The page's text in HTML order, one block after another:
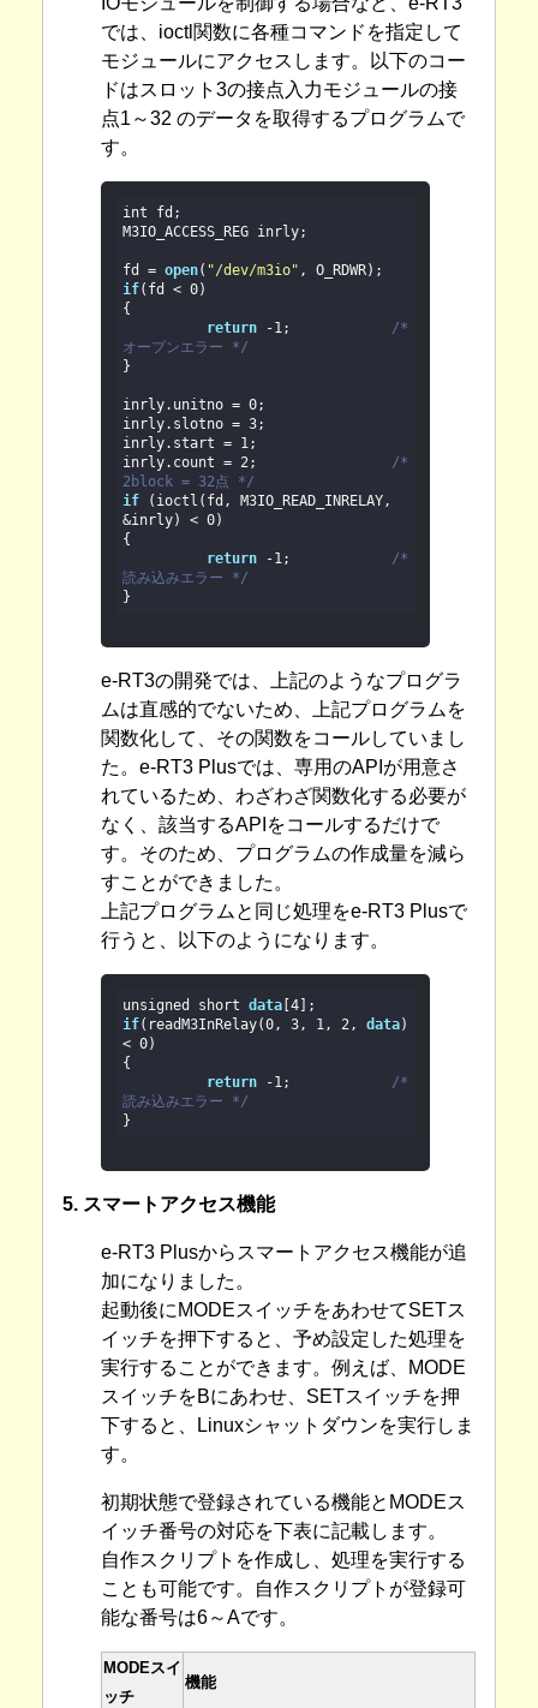
では、ioctl関数に各種コマンドを指定して
モジュールにアクセスします。以下のコー
ドはスロット3の接点入力モジュールの接
点1～32 のデータを取得するプログラムで
す。
int fd;
M3IO_ACCESS_REG inrly;
fd = open( "/dev/m3io"
if(fd < 0)
{
return -1
/*
オープンエラー */
}
inrly.unitno = 0;
inrly.slotno = 3;
inrly.start = 1;
inrly.count = 2
/*
2block = 32点 */
if (ioctl(fd, M3IO_READ_INRELAY,
&inrly) < 0)
{
return -1
/*
読み込みエラー */
}
e-RT3の開発では、上記のようなプログラ
ムは直感的でないため、上記プログラムを
関数化して、その関数をコールしていまし
た。e-RT3 Plusでは、専用のAPIが用意さ
れているため、わざわざ関数化する必要が
なく、該当するAPIをコールするだけで
す。そのため、プログラムの作成量を減ら
すことができました。
上記プログラムと同じ処理をe-RT3 Plusで
行うと、以下のようになります。
unsigned short data[ 4
if(readM3InRelay(0, 3, 1, 2, data)
< 0)
{
return -1
/*
読み込みエラー */
}
5. スマートアクセス機能
e-RT3 Plusからスマートアクセス機能が追
加になりました。
起動後にMODEスイッチをあわせてSETス
イッチを押下すると、予め設定した処理を
実行することができます。例えば、MODE
スイッチをBにあわせ、SETスイッチを押
下すると、Linuxシャットダウンを実行しま
す。
初期状態で登録されている機能とMODEス
イッチ番号の対応を下表に記載します。
自作スクリプトを作成し、処理を実行する
ことも可能です。自作スクリプトが登録可
能な番号は6～Aです。
MODEスイ
ッチ
機能